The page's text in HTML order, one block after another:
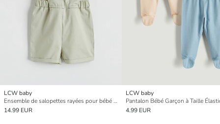
LCW baby
Ensemble de salopettes rayées pour bébé garçon
14.99 EUR
LCW baby
4.99 EUR